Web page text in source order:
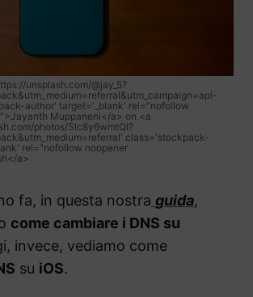
unsplash.com/@jay_5?
author' target='_blank' rel="nofollow
Muppaneni</a> on <a
photos/Slc8y6wmtQI?
class='stockpack-
rel="nofollow noopener
a>
fa, in questa nostra guida,
come cambiare i DNS su
invece, vediamo come
su iOS.